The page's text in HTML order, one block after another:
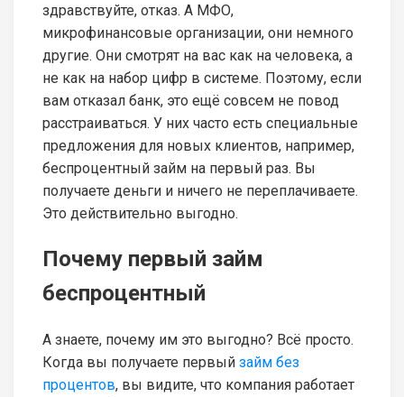
здравствуйте, отказ. А МФО,
микрофинансовые организации, они немного
другие. Они смотрят на вас как на человека, а
не как на набор цифр в системе. Поэтому, если
вам отказал банк, это ещё совсем не повод
расстраиваться. У них часто есть специальные
предложения для новых клиентов, например,
беспроцентный займ на первый раз. Вы
получаете деньги и ничего не переплачиваете.
Это действительно выгодно.
Почему первый займ
беспроцентный
А знаете, почему им это выгодно? Всё просто.
Когда вы получаете первый займ без
процентов, вы видите, что компания работает